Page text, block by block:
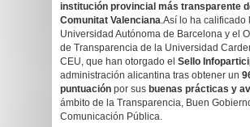
institución provincial más transparente
Comunitat Valenciana.Así lo ha calificado
Universidad Autónoma de Barcelona y el
de Transparencia de la Universidad
CEU, que han otorgado el Sello
administración alicantina tras obtener un
puntuación por sus buenas prácticas y
ámbito de la Transparencia, Buen
Comunicación Pública.